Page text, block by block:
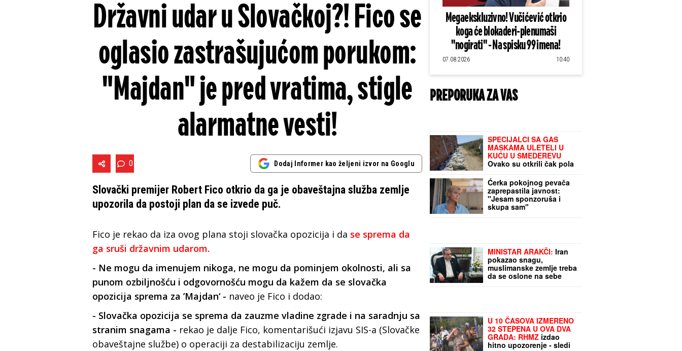
Državni udar u Slovačkoj?! Fico se
oglasio zastrašujućom porukom:
"Majdan" je pred vratima, stigle
alarmatne vesti!
0 Dodaj Informer kao željeni izvor na Googlu
Slovački premijer Robert Fico otkrio da ga je obaveštajna služba zemlje
upozorila da postoji plan da se izvede puč.
Fico je rekao da iza ovog plana stoji slovačka opozicija i da se sprema da
ga sruši državnim udarom.
- Ne mogu da imenujem nikoga, ne mogu da pominjem okolnosti, ali sa
punom ozbiljnošću i odgovornošću mogu da kažem da se slovačka
opozicija sprema za ’Majdan‘ - naveo je Fico i dodao:
- Slovačka opozicija se sprema da zauzme vladine zgrade i na saradnju sa
stranim snagama - rekao je dalje Fico, komentarišući izjavu SIS-a (Slovačke
obaveštajne službe) o operaciji za destabilizaciju zemlje.
Megaekskluzivno! Vučićević otkrio
koga će blokaderi-plenumaši
"nogirati" - Na spisku 99 imena!
07.08.2026 10:40
PREPORUKA ZA VAS
SPECIJALCI SA GAS
MASKAMA ULETELI U
KUĆU U SMEDEREVU
Ovako su otkrili čak pola
ilegalnoj laboratoriji:
Uhapšeno 6 osoba
(FOTO, VIDEO)
Ćerka pokojnog pevača
zaprepastila javnost:
"Jesam sponzoruša i
skupa sam"
MINISTAR ARAKČI: Iran
pokazao snagu,
muslimanske zemlje treba
da se oslone na sebe
U 10 ČASOVA IZMERENO
32 STEPENA U OVA DVA
GRADA: RHMZ izdao
hitno upozorenje - sledi